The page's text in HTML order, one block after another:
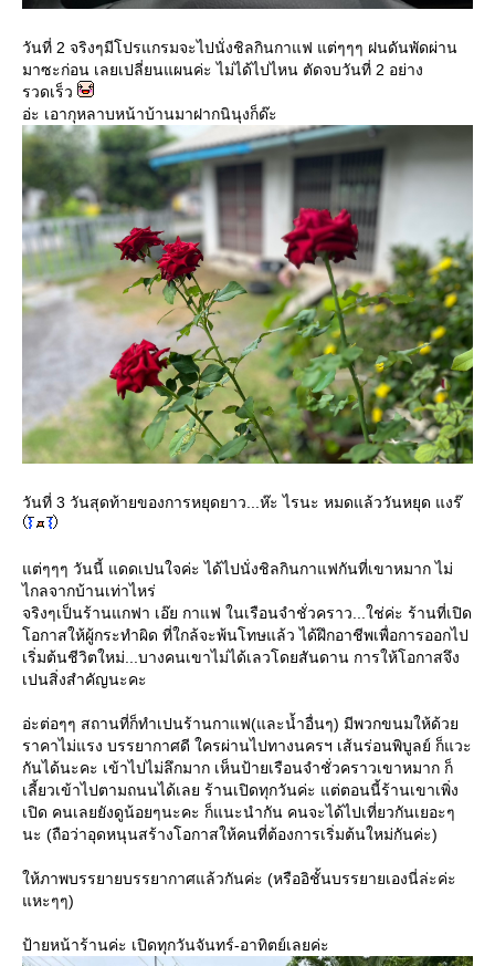
วันที่ 2 จริงๆมีโปรแกรมจะไปนั่งชิลกินกาแฟ แต่ๆๆๆ ฝนดันพัดผ่าน
มาซะก่อน เลยเปลี่ยนแผนค่ะ ไม่ได้ไปไหน ตัดจบวันที่ 2 อย่าง
รวดเร็ว
อ่ะ เอากุหลาบหน้าบ้านมาฝากนินุงก็ด๊ะ
วันที่ 3 วันสุดท้ายของการหยุดยาว...ห๊ะ ไรนะ หมดแล้ววันหยุด แงร๊
ต่ๆๆๆ วันนี้ แดดเปนใจค่ะ ได้ไปนั่งชิลกินกาแฟกันที่เขาหมาก ไม่
ไกลจากบ้านเท่าไหร่
จริงๆเป็นร้านแกฟา เอ๊ย กาแฟ ในเรือนจำชั่วคราว...ใช่ค่ะ ร้านที่เปิด
อกาสให้ผู้กระทำผิด ที่ใกล้จะพ้นโทษแล้ว ได้ฝึกอาชีพเพื่อการออกไป
เริ่มต้นชีวิตใหม่...บางคนเขาไม่ได้เลวโดยสันดาน การให้โอกาสจึง
เปนสิ่งสำคัญนะคะ
อ่ะต่อๆๆ สถานที่ก็ทำเปนร้านกาแฟ(และน้ำอื่นๆ) มีพวกขนมให้ด้ว
ราคาไม่แรง บรรยากาศดี ใครผ่านไปทางนครฯ เส้นร่อนพิบูลย์ ก็แวะ
กันได้นะคะ เข้าไปไม่ลึกมาก เห็นป้ายเรือนจำชั่วคราวเขาหมาก ก็
เลี้ยวเข้าไปตามถนนได้เลย ร้านเปิดทุกวันค่ะ แต่ตอนนี้ร้านเขาเพิ่ง
เปิด คนเลยยังดูน้อยๆนะคะ ก็แนะนำกัน คนจะได้ไปเที่ยวกันเยอะๆ
นะ (ถือว่าอุดหนุนสร้างโอกาสให้คนที่ต้องการเริ่มต้นใหม่กันค่ะ)
ห้ภาพบรรยายบรรยากาศแล้วกันค่ะ (หรืออิชั้นบรรยายเองนี่ล่ะค่ะ
หะๆๆ)
ป้ายหน้าร้านค่ะ เปิดทุกวันจันทร์-อาทิตย์เลยค่ะ